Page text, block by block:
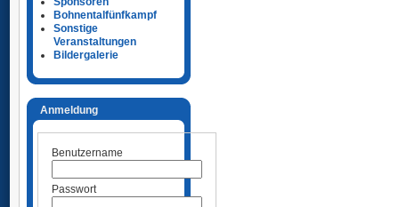
Bohnentalfünfkampf
Sonstige
Veranstaltungen
Bildergalerie
Anmeldung
Benutzername
Passwort